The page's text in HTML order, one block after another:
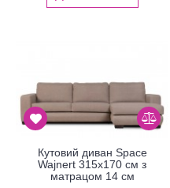
Кутовий диван Space
Wajnert 315x170 см з
матрацом 14 см